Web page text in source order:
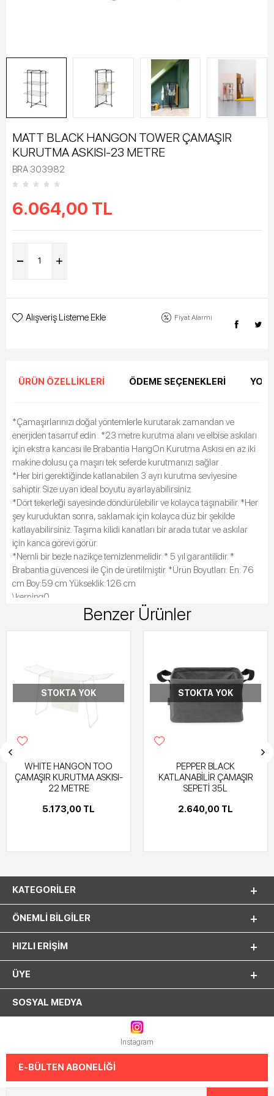
MATT BLACK HANGON TOWER ÇAMAŞIR
KURUTMA ASKISI-23 METRE
BRA 303982
6.064,00 TL
Alışveriş Listeme Ekle Fiyat Alarmı
ÜRÜN ÖZELLIKLERI ÖDEME SEÇENEKLERI
*Çamaşırlarınızı doğal yöntemlerle kurutarak zamandan ve
enerjiden tasarruf edin . *23 metre kurutma alanı ve elbise askıları
için ekstra kancası ile Brabantia HangOn Kurutma Askısı en az iki
makine dolusu ça maşırı tek seferde kurutmanızı sağlar .
*Her biri gerektiğinde katlanabilen 3 ayrı kurutma seviyesine
sahiptir. Size uyan ideal boyutu ayarlayabilirsiniz.
*Dört tekerleği sayesinde döndürülebilir ve kolayca taşınabilir. *Her
şey kuruduktan sonra, saklamak için kolayca düz bir şekilde
katlayabilirsiniz. Taşıma kilidi kanatları bir arada tutar ve askılar
için kanca görevi görür.
*Nemli bir bezle nazikçe temizlenmelidir. * 5 yıl garantilidir. *
Brabantia güvencesi ile Çin de üretilmiştir. *Ürün Boyutları: En: 76
cm Boy:59 cm Yükseklik:126 cm
\kerning0
Benzer Ürünler
STOKTA YOK
WHITE HANGON TOO
ÇAMAŞIR KURUTMA ASKISI-
22 METRE
5.173,00 TL
STOKTA YOK
PEPPER BLACK
KATLANABİLİR ÇAMAŞIR
SEPETİ 35L
2.640,00 TL
KATEGORILER
ÖNEMLI BILGILER
HIZLI ERIŞIM
ÜYE
SOSYAL MEDYA
Instagram
E-BÜLTEN ABONELİĞİ